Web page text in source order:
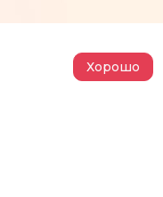
Хорошо